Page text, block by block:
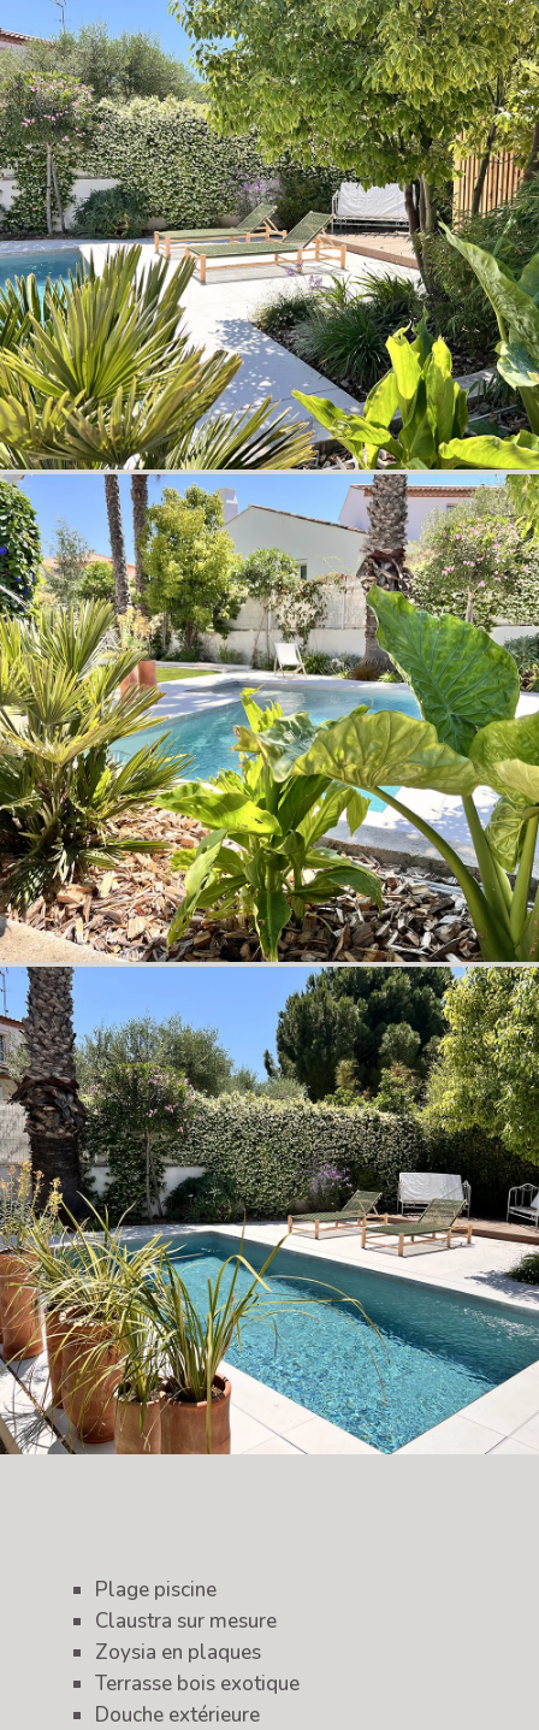
Plage piscine
Claustra sur mesure
Zoysia en plaques
Terrasse bois exotique
Douche extérieure